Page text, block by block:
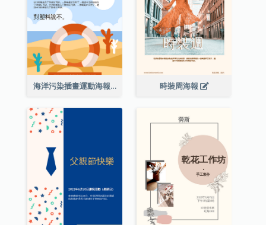
海洋污染插畫運動海報 時裝周海報